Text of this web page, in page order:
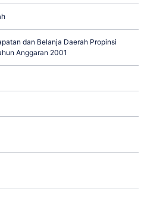
dan Belanja Daerah Propinsi
Anggaran 2001